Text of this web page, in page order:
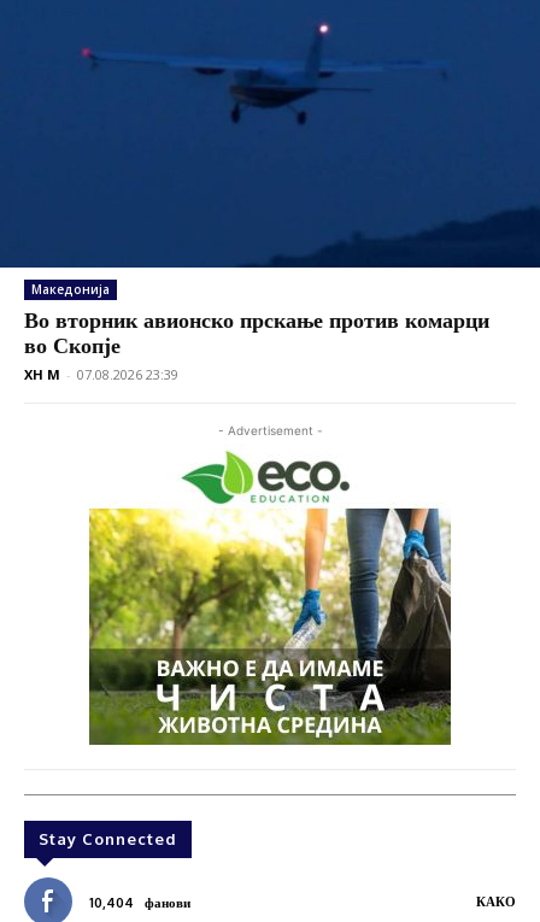
Македонија
Во вторник авионско прскање против комарци
во Скопје
XH M - 07.08.2026 23:39
- Advertisement -
Stay Connected
10,404 фанови КАКО